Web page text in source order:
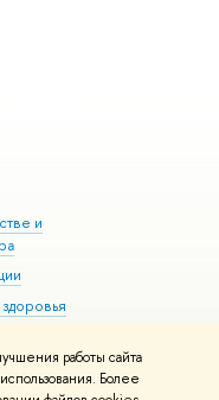
работы сайта
Более
и